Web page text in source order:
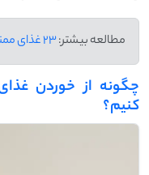
مطالعه بیشتر:23 غذای ممنوعه و سمی برای سگ ها + عوارض مصرف
چگونه از خوردن
کنیم؟